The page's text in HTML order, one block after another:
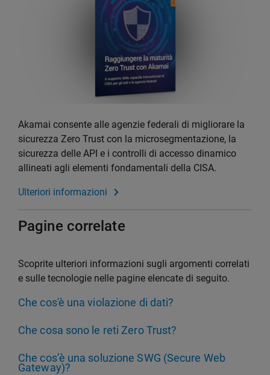
Akamai consente alle agenzie federali di migliorare la
sicurezza Zero Trust con la microsegmentazione, la
sicurezza delle API e i controlli di accesso dinamico
allineati agli elementi fondamentali della CISA.
Ulteriori informazioni
Pagine correlate
Scoprite ulteriori informazioni sugli argomenti correlati
e sulle tecnologie nelle pagine elencate di seguito.
Che cos'è una violazione di dati?
Che cosa sono le reti Zero Trust?
Che cos’è una soluzione SWG (Secure Web
Gateway)?